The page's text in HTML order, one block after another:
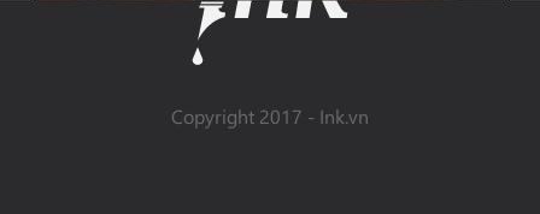
MÁCH BẠN NHỮNG MẪU HÌNH XĂM
Copyright 2017 - Ink.vn